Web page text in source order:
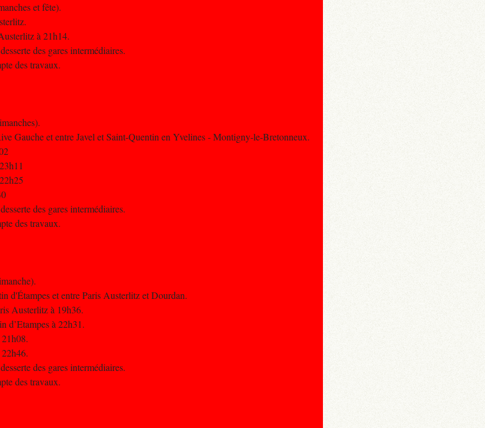
et fête).
à 21h14.
des gares intermédiaires.
des travaux.
Gauche et entre Javel et Saint-Quentin en Yvelines - Montigny-le-Bretonneux.
des gares intermédiaires.
des travaux.
d'Étampes et entre Paris Austerlitz et Dourdan.
Austerlitz à 19h36.
d’Etampes à 22h31.
des gares intermédiaires.
des travaux.